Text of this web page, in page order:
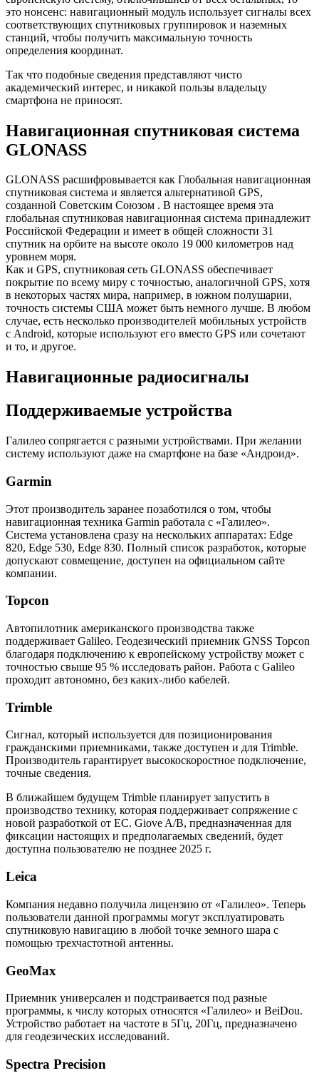
это нонсенс: навигационный модуль использует сигналы всех
соответствующих спутниковых группировок и наземных
станций, чтобы получить максимальную точность
определения координат.
Так что подобные сведения представляют чисто
академический интерес, и никакой пользы владельцу
смартфона не приносят.
Навигационная спутниковая система
GLONASS
GLONASS расшифровывается как Глобальная навигационная
спутниковая система и является альтернативой GPS,
созданной Советским Союзом . В настоящее время эта
глобальная спутниковая навигационная система принадлежит
Российской Федерации и имеет в общей сложности 31
спутник на орбите на высоте около 19 000 километров над
уровнем моря.
Как и GPS, спутниковая сеть GLONASS обеспечивает
покрытие по всему миру с точностью, аналогичной GPS, хотя
в некоторых частях мира, например, в южном полушарии,
точность системы США может быть немного лучше. В любом
случае, есть несколько производителей мобильных устройств
с Android, которые используют его вместо GPS или сочетают
и то, и другое.
Навигационные радиосигналы
Поддерживаемые устройства
Галилео сопрягается с разными устройствами. При желании
систему используют даже на смартфоне на базе «Андроид».
Garmin
Этот производитель заранее позаботился о том, чтобы
навигационная техника Garmin работала с «Галилео».
Система установлена сразу на нескольких аппаратах: Edge
820, Edge 530, Edge 830. Полный список разработок, которые
допускают совмещение, доступен на официальном сайте
компании.
Topcon
Автопилотник американского производства также
поддерживает Galileo. Геодезический приемник GNSS Topcon
благодаря подключению к европейскому устройству может с
точностью свыше 95 % исследовать район. Работа с Galileo
проходит автономно, без каких-либо кабелей.
Trimble
Сигнал, который используется для позиционирования
гражданскими приемниками, также доступен и для Trimble.
Производитель гарантирует высокоскоростное подключение,
точные сведения.
В ближайшем будущем Trimble планирует запустить в
производство технику, которая поддерживает сопряжение с
новой разработкой от ЕС. Giove A/B, предназначенная для
фиксации настоящих и предполагаемых сведений, будет
доступна пользователю не позднее 2025 г.
Leica
Компания недавно получила лицензию от «Галилео». Теперь
пользователи данной программы могут эксплуатировать
спутниковую навигацию в любой точке земного шара с
помощью трехчастотной антенны.
GeoMax
Приемник универсален и подстраивается под разные
программы, к числу которых относятся «Галилео» и BeiDou.
Устройство работает на частоте в 5Гц, 20Гц, предназначено
для геодезических исследований.
Spectra Precision